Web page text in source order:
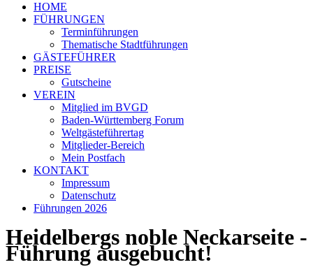
HOME
FÜHRUNGEN
Terminführungen
Thematische Stadtführungen
GÄSTEFÜHRER
PREISE
Gutscheine
VEREIN
Mitglied im BVGD
Baden-Württemberg Forum
Weltgästeführertag
Mitglieder-Bereich
Mein Postfach
KONTAKT
Impressum
Datenschutz
Führungen 2026
Heidelbergs noble Neckarseite -
Führung ausgebucht!